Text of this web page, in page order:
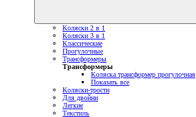
Коляски 2 в 1
Коляски 3 в 1
Классические
Прогулочные
Трансформеры
Трансформеры
Коляска трансформер прогулочная
Показать все
Коляски-трости
Для двойни
Легкие
Текстиль